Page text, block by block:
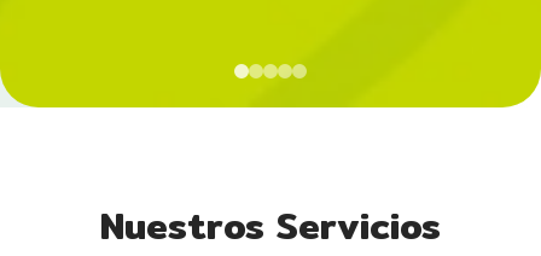
Nuestros Servicios